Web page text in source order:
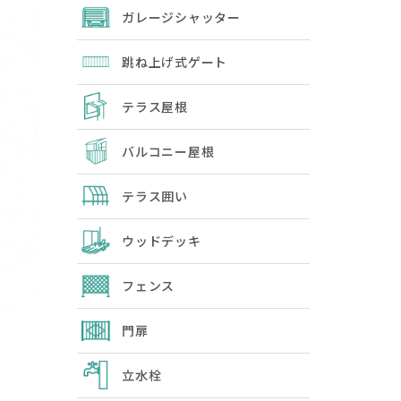
ガレージシャッター
跳ね上げ式ゲート
テラス屋根
バルコニー屋根
テラス囲い
ウッドデッキ
フェンス
門扉
立水栓